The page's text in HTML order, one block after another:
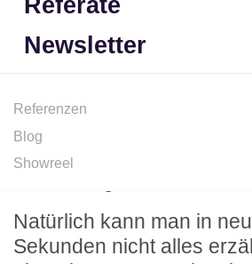
Newsletter
Referenzen
Blog
Showreel
ich mich immer gründlich
Workshop oder einen
gleichzeitig aber auch
es dieser Mix aus
Überraschung, der einem
Smovie zu Grunde liegt.
Natürlich kann man in
Sekunden nicht alles